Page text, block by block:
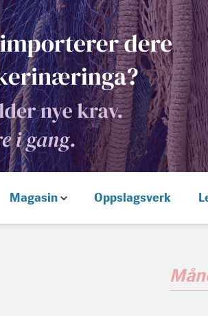
Magasin Oppslagsverk